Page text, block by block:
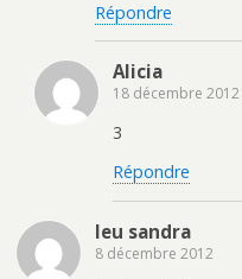
Répondre
Alicia
18 décembre 2012
3
Répondre
leu sandra
8 décembre 2012